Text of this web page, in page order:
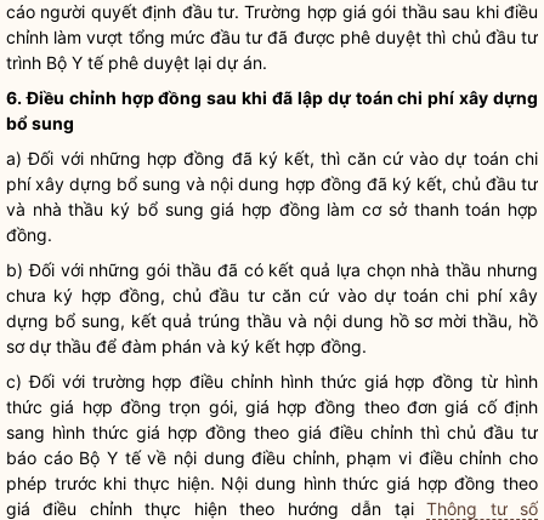
cáo người quyết định đầu tư. Trường hợp giá gói thầu sau khi điều
chỉnh làm vượt tổng mức đầu tư đã được phê duyệt thì chủ đầu tư
trình Bộ Y tế phê duyệt lại dự án.
6. Điều chỉnh hợp đồng sau khi đã lập dự toánchi phí xây dựng
bổ sung
a) Đối với những hợp đồng đã ký kết, thì căn cứ vào dự toán chi
phíxây dựng bổ sung và nội dung hợp đồng đã ký kết, chủ đầu tư
và nhà thầu ký bổ sung giá hợp đồng làm cơ sở thanh toán hợp
đồng.
b) Đối với những gói thầu đã có kết quả lựa chọn nhà thầu nhưng
chưa ký hợp đồng, chủ đầu tư căn cứ vào dự toánchi phíxây
dựng bổ sung, kết quả trúng thầu và nội dung hồ sơ mời thầu, hồ
sơ dự thầu để đàm phán và ký kết hợp đồng.
c) Đối với trường hợp điều chỉnh hình thức giá hợp đồng từ hình
thức giá hợp đồng trọn gói, giá hợp đồng theo đơn giá cố định
sang hình thức giá hợp đồng theo giá điều chỉnh thì chủ đầu tư
báo cáo Bộ Y tế về nội dung điều chỉnh, phạm vi điều chỉnh cho
phép trước khi thực hiện. Nội dung hình thức giá hợp đồng theo
giá điều chỉnh thực hiện theo hướng dẫn tạiThông tư số